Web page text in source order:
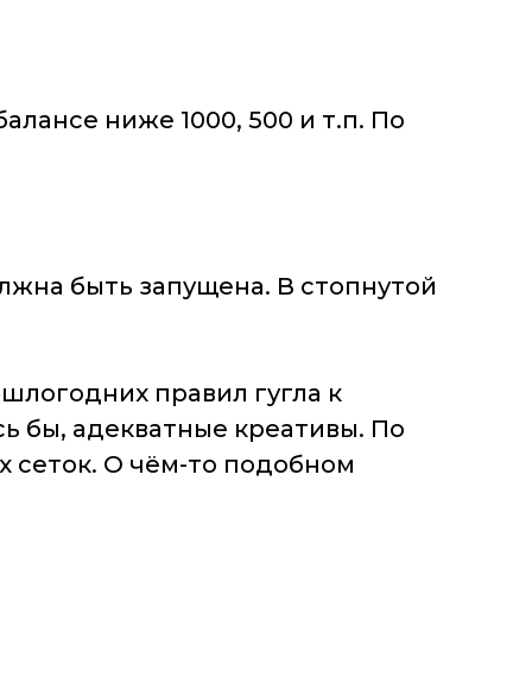
ниже 1000, 500 и т.п. По
быть запущена. В стопнутой
правил гугла к
бы, адекватные креативы. По
сеток. О чём-то подобном